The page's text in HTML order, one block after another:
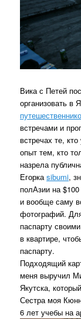
Вика с Петей
организовать в
встречами и
встречах те,
опыт тем, кто
назрела
Егоркаsibumi,
полАзии на
и вообще саму
фотографий.
паспарту
в квартире,
паспарту.
Подходящий
меня выручил
Якутска,
Сестра моя
6 лет учебы на